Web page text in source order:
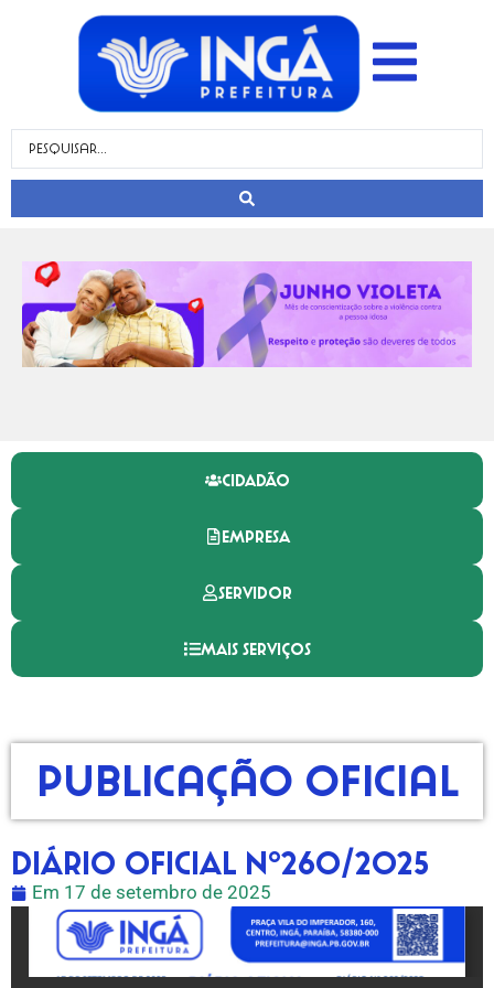
CIDADÃO
EMPRESA
SERVIDOR
MAIS SERVIÇOS
Publicação Oficial
DIÁRIO OFICIAL Nº260/2025
Em 17 de setembro de 2025